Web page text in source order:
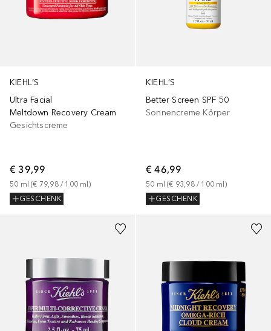
KIEHL’S
Ultra Facial
Meltdown Recovery Cream
Gesichtscreme
€ 39,99
50 ml (€ 79,98 / 100 ml)
GESCHENK
KIEHL’S
Better Screen SPF 50
Sonnencreme Körper
€ 46,99
50 ml (€ 93,98 / 100 ml)
GESCHENK